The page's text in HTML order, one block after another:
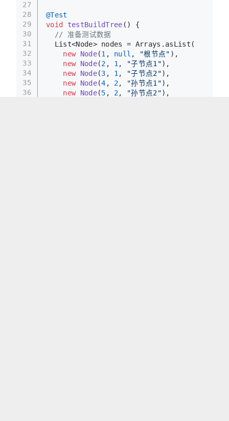
27
28
29
30
31
32
33
34
35
36
@Test
void
testBuildTree ()
{
// 准备测试数据
  List<Node> nodes = Arrays.asList(
new
Node(1 , null , "根节点" ),
new
Node(2 , 1 , "子节点1"),
new
Node(3 , 1 , "子节点2"),
new
Node(4 , 2, "孙节点1"),
new
Node(5 , 2, "孙节点2"),